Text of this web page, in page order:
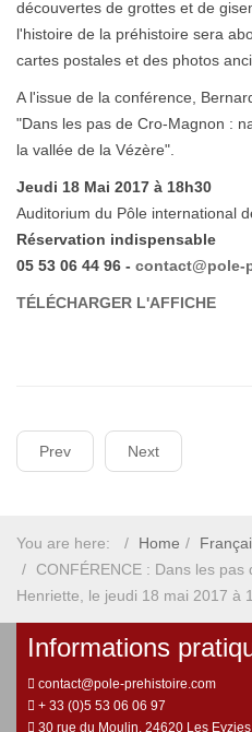
découvertes de grottes et de
l'histoire de la préhistoire sera
cartes postales et des photos
A l'issue de la conférence,
"Dans les pas de Cro-Magnon :
la vallée de la Vézère".
Jeudi 18 Mai 2017 à 18h30
Auditorium du Pôle international
Réservation indispensable
05 53 06 44 96 - contact@pole-
TÉLÉCHARGER L'AFFICHE
Prev Next
You are here: Home
CONFÉRENCE : Dans les
Henriette, le jeudi 18 mai 2017 à
Informations
contact@pole-prehistoire.com
+ 33 (0)5 53 06 06 97
30 rue du Moulin, 24620 Les Eyzies